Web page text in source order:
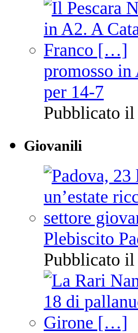
promosso
per 14-7
Pubblicato
Giovanili
Plebiscito
Pubblicato